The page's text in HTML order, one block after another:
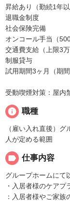
昇給あり（勤続1年以
退職金制度
社会保険完備
オンコール手当（500
交通費支給（上限3
制服貸与
試用期間3ヶ月（期
受動喫煙対策：屋内
info 職種
（雇い入れ直後）
人が定める範囲
label 仕事内容
グループホームにて
・入居者様のケアプ
：入居者様やご家族